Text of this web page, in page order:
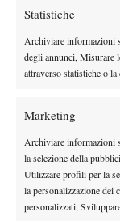
Statistiche
Archiviare informazioni
degli annunci, Misurare
attraverso statistiche o
Marketing
Archiviare informazioni
la selezione della
Utilizzare profili per la
la personalizzazione dei
personalizzati,
grazie a ciascuno di
Kukushkin dà
definitivo ritiro.